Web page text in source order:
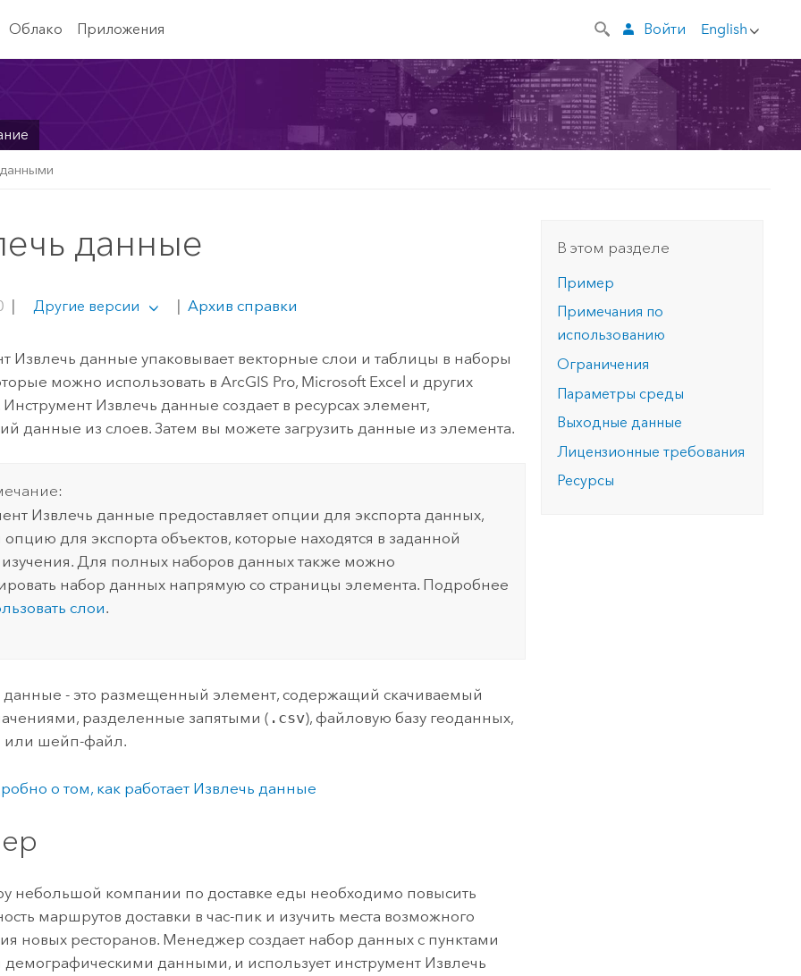
Облако Приложения English
Войти
данные
| Другие версии | Архив справки
Извлечь данные упаковывает векторные слои и таблицы в наборы
можно использовать вArcGIS Pro, Microsoft Excel и других
Инструмент Извлечь данные создает в ресурсах элемент,
данные из слоев. Затем вы можете загрузить данные из элемента.
Извлечь данные предоставляет опции для экспорта данных,
для экспорта объектов, которые находятся в заданной
изучения. Для полных наборов данных также можно
набор данных напрямую со страницы элемента. Подробнее
слои.
- это размещенный элемент, содержащий скачиваемый
разделенные запятыми ( .csv), файловую базу геоданных,
или шейп-файл.
о том, как работает Извлечь данные
небольшой компании по доставке еды необходимо повысить
маршрутов доставки в час-пик и изучить места возможного
новых ресторанов. Менеджер создает набор данных с пунктами
демографическими данными, и использует инструмент Извлечь
В этом разделе
Пример
Примечания по
использованию
Ограничения
Параметры среды
Выходные данные
Лицензионные требования
Ресурсы